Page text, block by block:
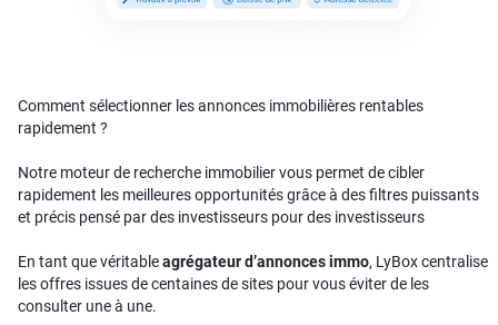
Comment sélectionner les annonces immobilières rentables
rapidement ?
Notre moteur de recherche immobilier vous permet de cibler
rapidement les meilleures opportunités grâce à des filtres puissants
et précis pensé par des investisseurs pour des investisseurs
En tant que véritableagrégateur d’annonces immo, LyBox centralise
les offres issues de centaines de sites pour vous éviter de les
consulter une à une.